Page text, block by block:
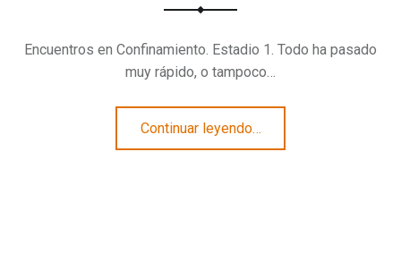
Encuentros en Confinamiento. Estadio 1. Todo ha pasado
muy rápido, o tampoco…
Continuar leyendo…